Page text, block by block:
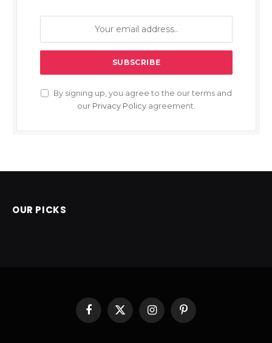
By signing up, you agree to the our terms and
our Privacy Policy agreement.
OUR PICKS
Facebook
X
InstagramPinterest